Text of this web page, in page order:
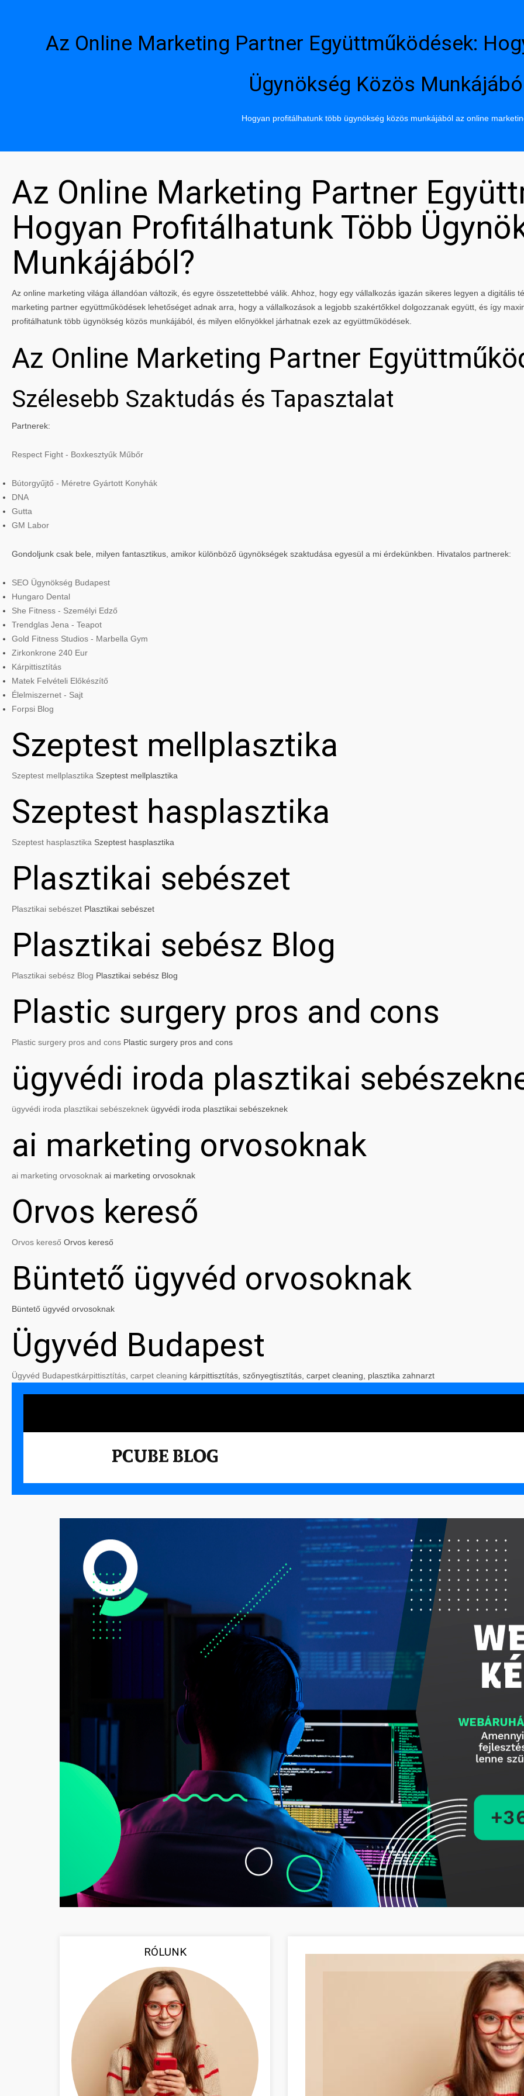
Az Online Marketing Partner Együttműködések:
Ügynökség Közös
Hogyan profitálhatunk több ügynökség közös munkájából az online
Az Online Marketing Partner
Hogyan Profitálhatunk Több
Munkájából?
Az online marketing világa állandóan változik, és egyre összetettebbé válik. Ahhoz, hogy egy vállalkozás igazán sikeres legyen a digitális
marketing partner együttműködések lehetőséget adnak arra, hogy a vállalkozások a legjobb szakértőkkel dolgozzanak együtt, és így
profitálhatunk több ügynökség közös munkájából, és milyen előnyökkel járhatnak ezek az együttműködések.
Az Online Marketing Partner
Szélesebb Szaktudás és Tapasztalat
Partnerek:
Respect Fight - Boxkesztyűk Műbőr
Bútorgyűjtő - Méretre Gyártott Konyhák
DNA
Gutta
GM Labor
Gondoljunk csak bele, milyen fantasztikus, amikor különböző ügynökségek szaktudása egyesül a mi érdekünkben. Hivatalos partnerek:
SEO Ügynökség Budapest
Hungaro Dental
She Fitness - Személyi Edző
Trendglas Jena - Teapot
Gold Fitness Studios - Marbella Gym
Zirkonkrone 240 Eur
Kárpittisztítás
Matek Felvételi Előkészítő
Élelmiszernet - Sajt
Forpsi Blog
Szeptest mellplasztika
Szeptest mellplasztika Szeptest mellplasztika
Szeptest hasplasztika
Szeptest hasplasztika Szeptest hasplasztika
Plasztikai sebészet
Plasztikai sebészet Plasztikai sebészet
Plasztikai sebész Blog
Plasztikai sebész Blog Plasztikai sebész Blog
Plastic surgery pros and cons
Plastic surgery pros and cons Plastic surgery pros and cons
ügyvédi iroda plasztikai
ügyvédi iroda plasztikai sebészeknek ügyvédi iroda plasztikai sebészeknek
ai marketing orvosoknak
ai marketing orvosoknak ai marketing orvosoknak
Orvos kereső
Orvos kereső Orvos kereső
Büntető ügyvéd orvosoknak
Büntető ügyvéd orvosoknak
Ügyvéd Budapest
Ügyvéd Budapestkárpittisztítás carpet cleaning kárpittisztítás, szőnyegtisztítás, carpet cleaning, plasztika zahnarzt
RÓLUNK